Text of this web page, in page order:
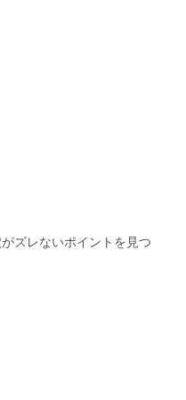
ズレないポイントを見つ